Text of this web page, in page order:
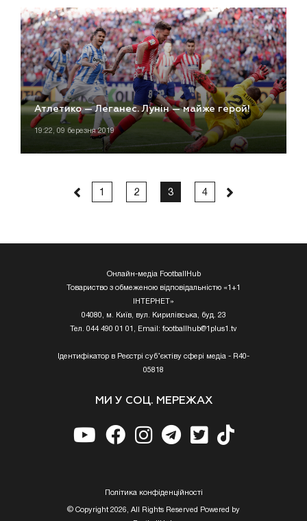
Атлетико — Леганес. Лунін — майже герой!
19:22, 09 березня 2019
1 2 3 4
Онлайн-медіа FootballHub
Товариство з обмеженою відповідальністю «1+1
ІНТЕРНЕТ»
04080, м. Київ, вул. Кирилівська, буд. 23
Тел. 044 490 01 01, Email: footballhub@1plus1.tv
Ідентифікатор в Реєстрі суб’єктіву сфері медіа - R40-
05818
МИ У СОЦ. МЕРЕЖАХ
Полiтика конфiденцiйностi
© Copyright 2026, All Rights Reserved Powered by